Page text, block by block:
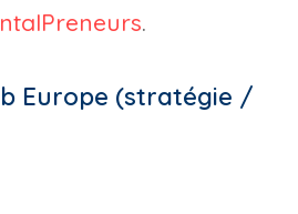
.
Europe (stratégie /